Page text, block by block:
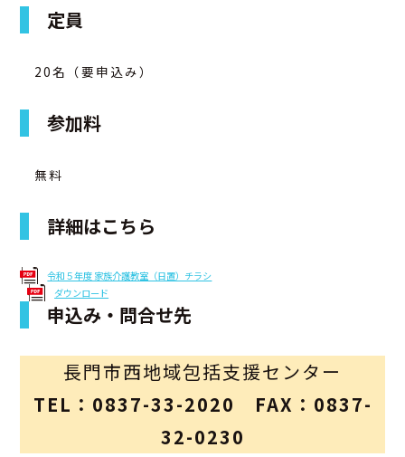
定員
20名（要申込み）
参加料
無料
詳細はこちら
令和５年度 家族介護教室（日置）チラシ
ダウンロード
申込み・問合せ先
長門市西地域包括支援センター
TEL：0837-33-2020 FAX：0837-
32-0230